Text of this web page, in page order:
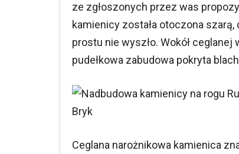
ze zgłoszonych przez was
kamienicy została otoczona
prostu nie wyszło. Wokół
pudełkowa zabudowa pokryta
Bryk
Ceglana narożnikowa kamienica